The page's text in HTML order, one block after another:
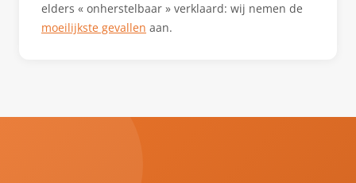
elders « onherstelbaar » verklaard: wij nemen de
moeilijkste gevallen aan.